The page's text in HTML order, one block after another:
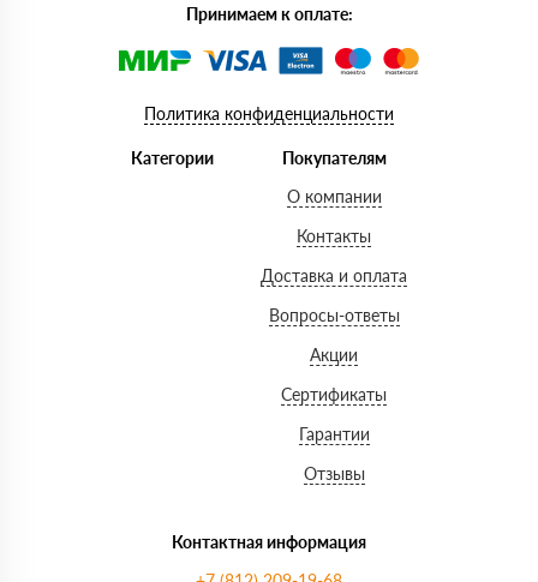
Принимаем к оплате:
Политика конфиденциальности
Категории
Покупателям
О компании
Контакты
Доставка и оплата
Вопросы-ответы
Акции
Сертификаты
Гарантии
Отзывы
Контактная информация